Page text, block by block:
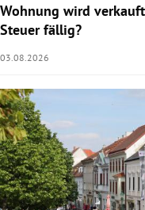
Wohnung wird
Steuer fällig?
03.08.2026